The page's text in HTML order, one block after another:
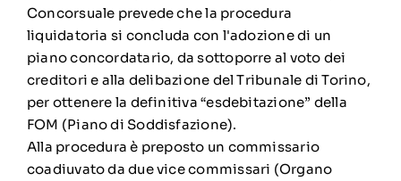
Concorsuale prevede che la procedura
liquidatoria si concluda con l'adozione di un
piano concordatario, da sottoporre al voto dei
creditori e alla delibazione del Tribunale di Torino,
per ottenere la definitiva “esdebitazione” della
FOM (Piano di Soddisfazione).
Alla procedura è preposto un commissario
coadiuvato da due vice commissari (Organo